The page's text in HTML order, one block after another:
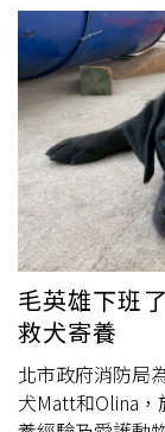
的圓形劇場之一
凱撒（Julius
（Cleopatra）返
筆下的虛構人物
古老教堂。他自
還成功讓地方政
旅遊App。然而
方委託考古學家
柱、水泥塊及
星影像也顯示，
蹟。調查人員進
間早約400年，
是在維洛納（
顯不符。法院最
毛英雄下班
救犬寄養
北市政府消防局
犬Matt和Olina